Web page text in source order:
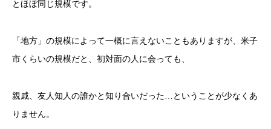
とほぼ同じ規模です。
「地方」の規模によって一概に言えないこともありますが、米子
市くらいの規模だと、初対面の人に会っても、
親戚、友人知人の誰かと知り合いだった…ということが少なくあ
りません。